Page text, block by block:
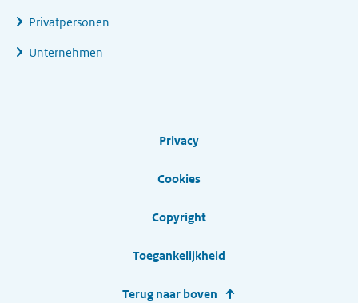
Privatpersonen
Unternehmen
Privacy
Cookies
Copyright
Toegankelijkheid
Terug naar boven